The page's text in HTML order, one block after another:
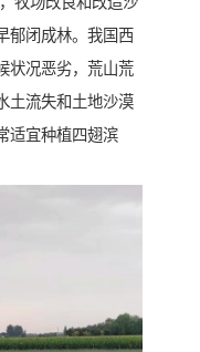
郁闭成林。我国西
状况恶劣，荒山荒
土流失和土地沙漠
适宜种植四翅滨